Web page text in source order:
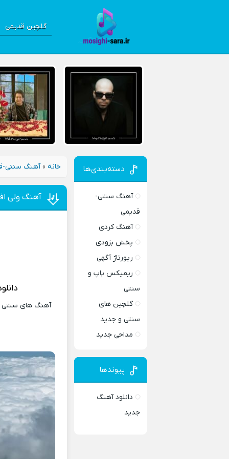
گلچین قدیمی
خانه »آهنگ سنتی-
آهنگ ولی
آهنگ های سنتی
دسته‌بندی‌ها
آهنگ سنتی-
قدیمی
آهنگ کردی
پخش بزودی
رپورتاژ آگهی
ریمیکس پاپ و
سنتی
گلچین های
سنتی و جدید
مداحی جدید
پیوندها
دانلود آهنگ
جدید